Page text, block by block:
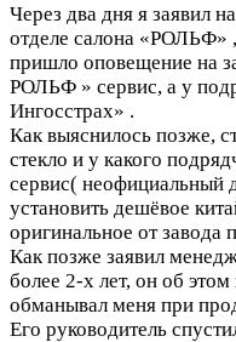
Через два дня я заявил
отделе салона «РОЛЬФ»
пришло оповещение на
РОЛЬФ » сервис, а у
Ингосстрах» .
Как выяснилось позже,
стекло и у какого
сервис( неофициальный
установить дешёвое
оригинальное от завода
Как позже заявил
более 2-х лет, он об
обманывал меня при
Его руководитель